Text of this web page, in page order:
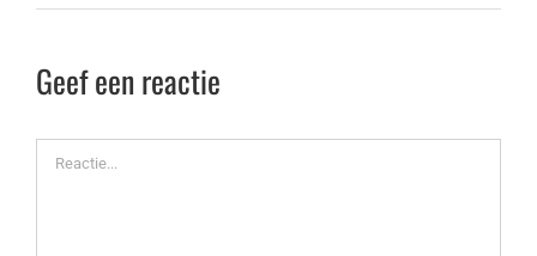
Geef een reactie